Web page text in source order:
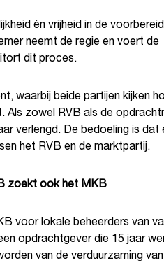
én vrijheid in de
neemt de regie en voert de
dit proces.
waarbij beide partijen kijken
Als zowel RVB als de
verlengd. De bedoeling is dat
het RVB en de marktpartij.
zoekt ook het MKB
voor lokale beheerders van
opdrachtgever die 15 jaar
van de verduurzaming van